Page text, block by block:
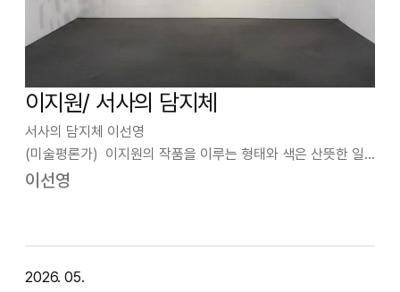
이지원/ 서사의 담지체
서사의 담지체 이선영
(미술평론가) 이지원의 작품을 이루는 형태와 색은 산뜻한 일
러스트 풍이지만, 그 배후에 할머니의 구수한 옛날 이야기가 깔
로 …
이선영
2026. 05.